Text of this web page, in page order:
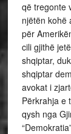
që tregonte
njëtën kohë
për
cili gjithë
shqiptar,
shqiptar
avokat i
Përkrahja e
qysh nga